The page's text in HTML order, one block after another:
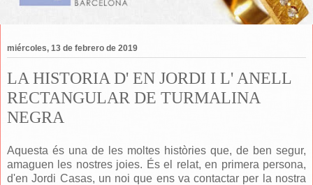
miércoles, 13 de febrero de 2019
LA HISTORIA D' EN JORDI I L' ANELL
RECTANGULAR DE TURMALINA
NEGRA
Aquesta és una de les moltes històries que, de ben segur,
amaguen les nostres joies. És el relat, en primera persona,
d'en Jordi Casas, un noi que ens va contactar per la nostra